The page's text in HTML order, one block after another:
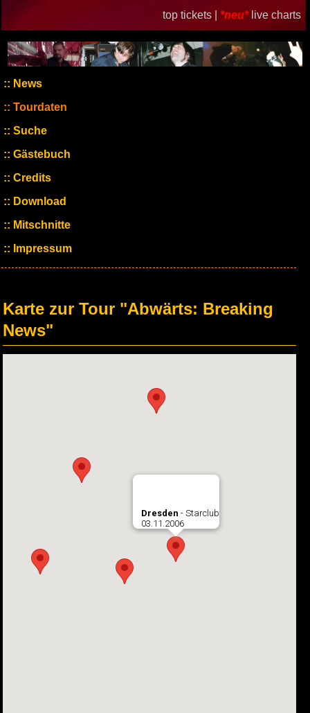
top tickets | *neu* live charts
News
Tourdaten
Suche
Gästebuch
Credits
Download
Mitschnitte
Impressum
Karte zur Tour "Abwärts: Breaking
News"
Dresden - Starclub
03.11.2006